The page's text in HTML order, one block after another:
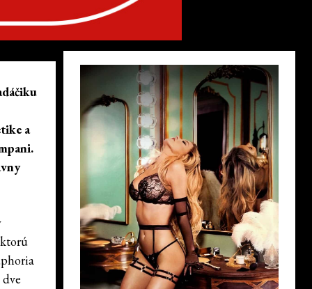
a